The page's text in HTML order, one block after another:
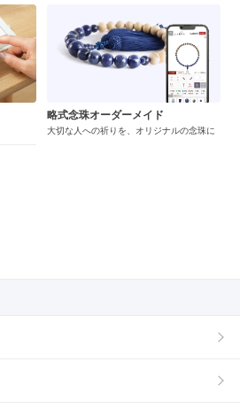
略式念珠オーダーメイド
大切な人への祈りを、オリジナルの念珠に